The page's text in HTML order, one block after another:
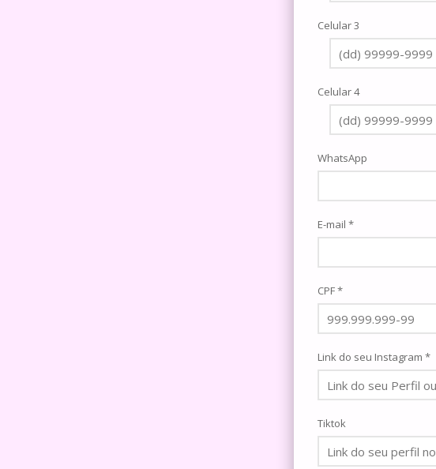
Celular 3
Celular 4
WhatsApp
E-mail *
CPF *
Link do seu Instagram *
Tiktok